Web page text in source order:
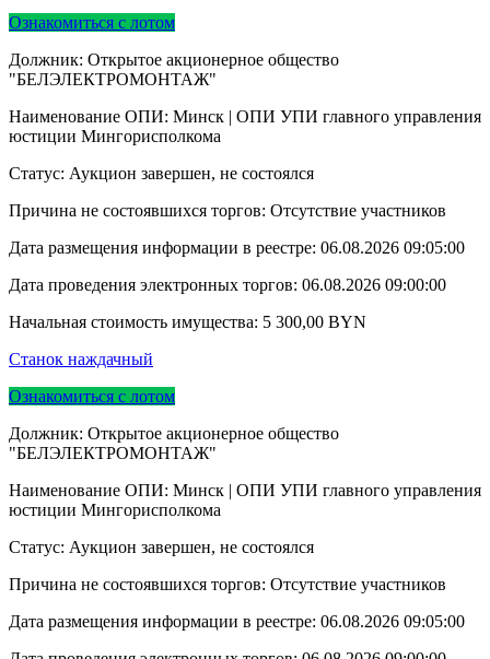
Ознакомиться с лотом
Должник: Открытое акционерное общество
"БЕЛЭЛЕКТРОМОНТАЖ"
Наименование ОПИ: Минск | ОПИ УПИ главного управления
юстиции Мингорисполкома
Статус: Аукцион завершен, не состоялся
Причина не состоявшихся торгов: Отсутствие участников
Дата размещения информации в реестре: 06.08.2026 09:05:00
Дата проведения электронных торгов: 06.08.2026 09:00:00
Начальная стоимость имущества: 5 300,00 BYN
Станок наждачный
Ознакомиться с лотом
Должник: Открытое акционерное общество
"БЕЛЭЛЕКТРОМОНТАЖ"
Наименование ОПИ: Минск | ОПИ УПИ главного управления
юстиции Мингорисполкома
Статус: Аукцион завершен, не состоялся
Причина не состоявшихся торгов: Отсутствие участников
Дата размещения информации в реестре: 06.08.2026 09:05:00